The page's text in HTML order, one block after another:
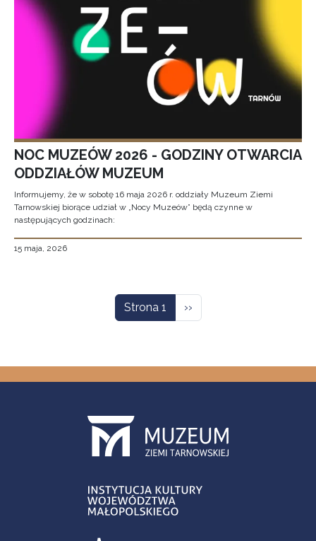
NOC MUZEÓW 2026 - GODZINY OTWARCIA
ODDZIAŁÓW MUZEUM
Informujemy, że w sobotę 16 maja 2026 r. oddziały Muzeum Ziemi
Tarnowskiej biorące udział w „Nocy Muzeów” będą czynne w
następujących godzinach:
15 maja, 2026
Strona 1 Następna strona
››